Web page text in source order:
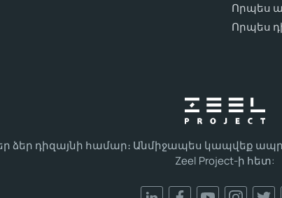
ձեր դիզայնի համար։ Անմիջապես կապվեք
Zeel Project-ի հետ:
Որպես
Որպես